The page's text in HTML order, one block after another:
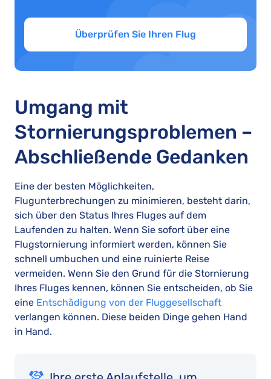
Überprüfen Sie Ihren Flug
Umgang mit
Stornierungsproblemen –
Abschließende Gedanken
Eine der besten Möglichkeiten,
Flugunterbrechungen zu minimieren, besteht darin,
sich über den Status Ihres Fluges auf dem
Laufenden zu halten. Wenn Sie sofort über eine
Flugstornierung informiert werden, können Sie
schnell umbuchen und eine ruinierte Reise
vermeiden. Wenn Sie den Grund für die Stornierung
Ihres Fluges kennen, können Sie entscheiden, ob Sie
eine Entschädigung von der Fluggesellschaft
verlangen können. Diese beiden Dinge gehen Hand
in Hand.